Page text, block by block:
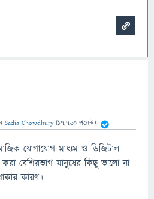
Sadia Chowdhury (17,760 পয়েন্ট)
যোগাযোগ মাধ্যম ও ডিজিটাল
বেশিরভাগ মানুষের কিছু ভালো না
কারণ।